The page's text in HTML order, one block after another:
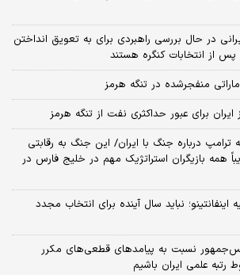
در حال بررسی راهبردی برای به تعویق انداختن
از انتخابات کنگره هستند
منفجرشده در تنگه هرمز
برای عبور حداکثری نفت از تنگه هرمز
ترامپ درباره جنگ با ایران/ این جنگ به رقابتی
همه بازیگران استراتژیک مهم در خلیج فارس در
اینفانتینو؛ نباید سال آینده برای انتخاب مجدد
نسبت به پیامدهای قطعی‌های مکرر
رتبه علمی ایران باشیم